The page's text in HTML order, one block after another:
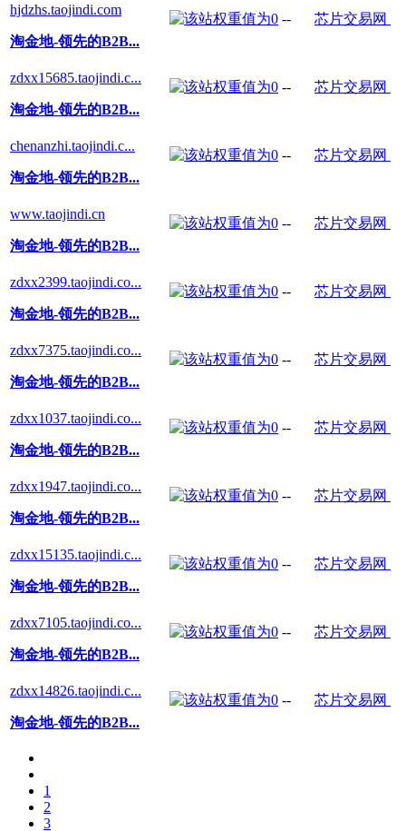
hjdzhs.taojindi.com
淘金地-领先的B2B...
-- 芯片交易网
zdxx15685.taojindi.c...
淘金地-领先的B2B...
-- 芯片交易网
chenanzhi.taojindi.c...
淘金地-领先的B2B...
-- 芯片交易网
www.taojindi.cn
淘金地-领先的B2B...
-- 芯片交易网
zdxx2399.taojindi.co...
淘金地-领先的B2B...
-- 芯片交易网
zdxx7375.taojindi.co...
淘金地-领先的B2B...
-- 芯片交易网
zdxx1037.taojindi.co...
淘金地-领先的B2B...
-- 芯片交易网
zdxx1947.taojindi.co...
淘金地-领先的B2B...
-- 芯片交易网
zdxx15135.taojindi.c...
淘金地-领先的B2B...
-- 芯片交易网
zdxx7105.taojindi.co...
淘金地-领先的B2B...
-- 芯片交易网
zdxx14826.taojindi.c...
淘金地-领先的B2B...
-- 芯片交易网
1
2
3